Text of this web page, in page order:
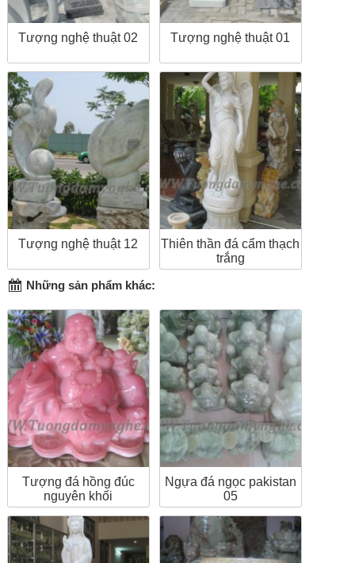
Tượng nghệ thuật 02 Tượng nghệ thuật 01
Tượng nghệ thuật 12
Thiên thần đá cẩm thạch
trắng
Những sản phẩm khác:
Tượng đá hồng đúc
nguyên khối
Ngựa đá ngọc pakistan
05